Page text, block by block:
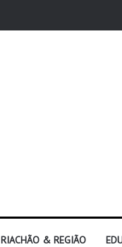
RIACHÃO & REGIÃO